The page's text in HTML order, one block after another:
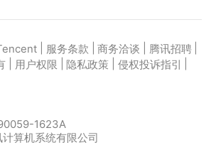
服务条款 商务洽谈 腾讯招聘
用户权限 隐私政策 侵权投诉指引
1623A
算机系统有限公司